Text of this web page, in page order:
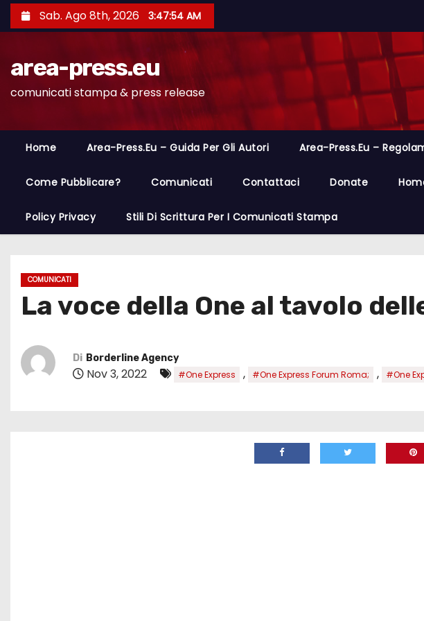
a
Sab. Ago 8th, 2026 3:47:55 AM
area-press.eu
comunicati stampa & press release
Home Area-Press.eu – Guida Per Gli Autori Area-Press.eu –
Come Pubblicare? Comunicati Contattaci Donate
Policy Privacy Stili Di Scrittura Per I Comunicati Stampa
COMUNICATI
La voce della One al tavolo
Di Borderline Agency
Nov 3, 2022 #One Express , #One Express Forum Roma; , #One